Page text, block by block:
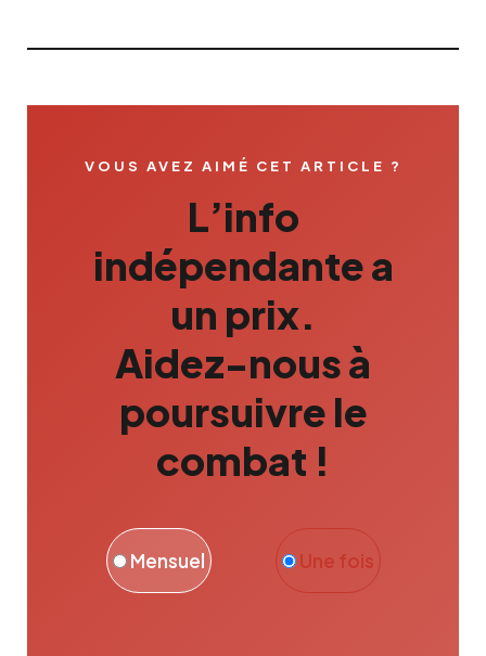
VOUS AVEZ AIMÉ CET ARTICLE ?
L’info
indépendante a
un prix.
Aidez-nous à
poursuivre le
combat !
Une fois
Mensuel